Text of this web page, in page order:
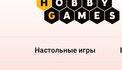
Настольные игры